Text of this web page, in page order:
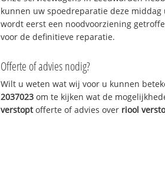
kunnen uw spoedreparatie deze
wordt eerst een noodvoorziening
voor de definitieve reparatie.
Offerte of advies nodig?
Wilt u weten wat wij voor u kunnen
2037023 om te kijken wat de
verstoptofferte of advies over riool